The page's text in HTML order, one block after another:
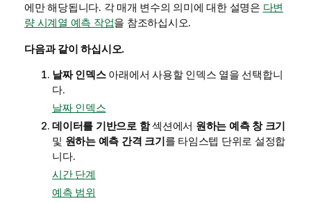
에만 해당됩니다. 각 매개 변수의 의미에 대한 설명은 다변
량 시계열 예측 작업을 참조하십시오.
다음과 같이 하십시오.
날짜 인덱스아래에서 사용할 인덱스 열을 선택합니
다.
날짜 인덱스
데이터를 기반으로 함섹션에서 원하는 예측 창 크기
및 원하는 예측 간격 크기를 타임스텝 단위로 설정합
니다.
시간 단계
예측 범위